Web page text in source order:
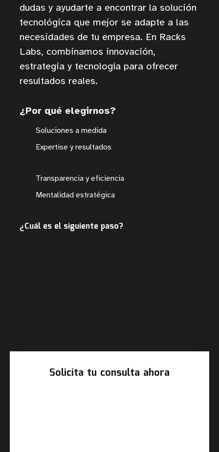
dudas y ayudarte a encontrar la solución
tecnológica que mejor se adapte a las
necesidades de tu empresa. En Racks
Labs, combinamos innovación,
estrategia y tecnología para ofrecer
resultados reales.
¿Por qué elegirnos?
Soluciones a medida
Expertise y resultados
Transparencia y eficiencia
Mentalidad estratégica
¿Cuál es el siguiente paso?
Solicita tu consulta ahora